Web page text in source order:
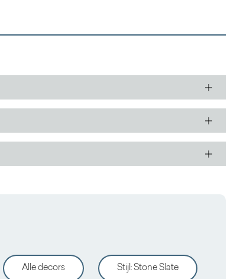
Alle decors Stijl: Stone Slate